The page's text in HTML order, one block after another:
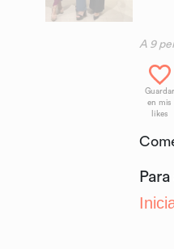
A 9
Guardar
en mis
likes